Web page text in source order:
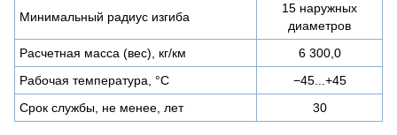
Минимальный радиус изгиба
15 наружных
диаметров
Расчетная масса (вес), кг/км
6 300,0
Рабочая температура, °C
−45...+45
Срок службы, не менее, лет
30